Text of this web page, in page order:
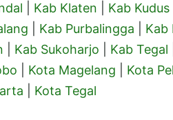
Kab Klaten Kab Kudus
Kab Purbalingga Kab
Kab Sukoharjo Kab Tegal
Kota Magelang Kota
Kota Tegal